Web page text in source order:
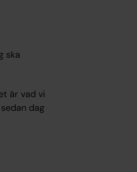
ska
är vad vi
dag